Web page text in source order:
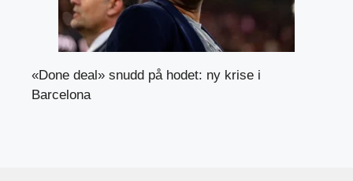
«Done deal» snudd på hodet: ny krise i
Barcelona